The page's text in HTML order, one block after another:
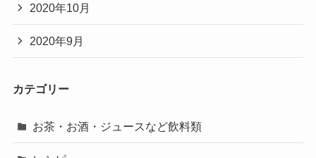
2020年10月
2020年9月
カテゴリー
お茶・お酒・ジュースなど飲料類